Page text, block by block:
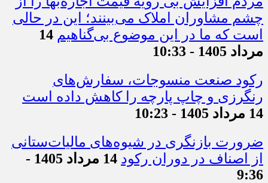
چشم مشاوران املاک می‌بینند؛ این در حالی
است که ما در این موضوع بی‌گناهیم 14
مرداد 1405 - 10:33
رکود صنعت منسوجات، سفارش‌های
رنگرزی و چاپ پارچه را کاهش داده است
14 مرداد 1405 - 10:23
ضرورت بازنگری در شیوه‌های مالیات‌ستانی
از اصناف در دوران رکود
14 مرداد 1405 -
9:36